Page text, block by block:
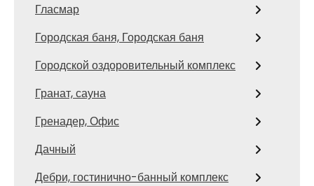
Гласмар
Городская баня, Городская баня
Городской оздоровительный комплекс
Гранат, сауна
Гренадер, Офис
Дачный
Дебри, гостинично-банный комплекс